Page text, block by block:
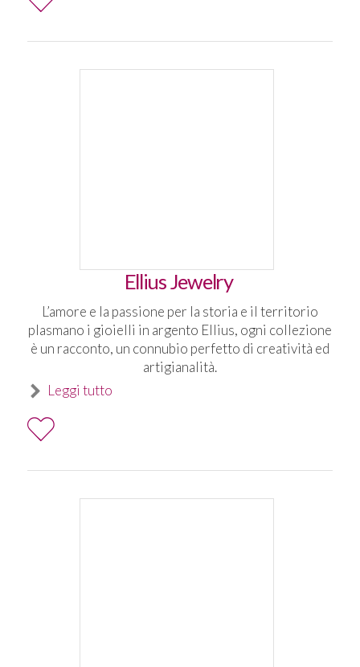
Ellius Jewelry
L’amore e la passione per la storia e il territorio
plasmano i gioielli in argento Ellius, ogni collezione
è un racconto, un connubio perfetto di creatività ed
artigianalità.
Leggi tutto